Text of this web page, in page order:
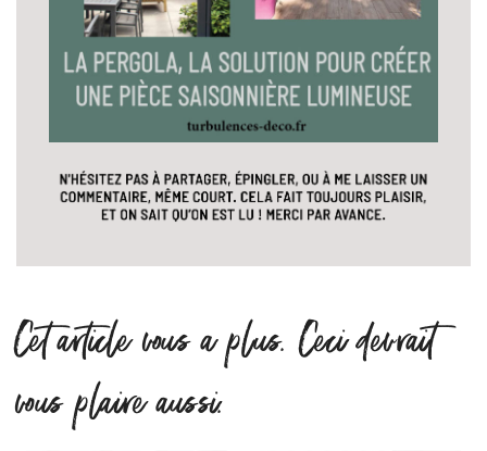
Cet article vous a plus. Ceci devrait
vous plaire aussi.